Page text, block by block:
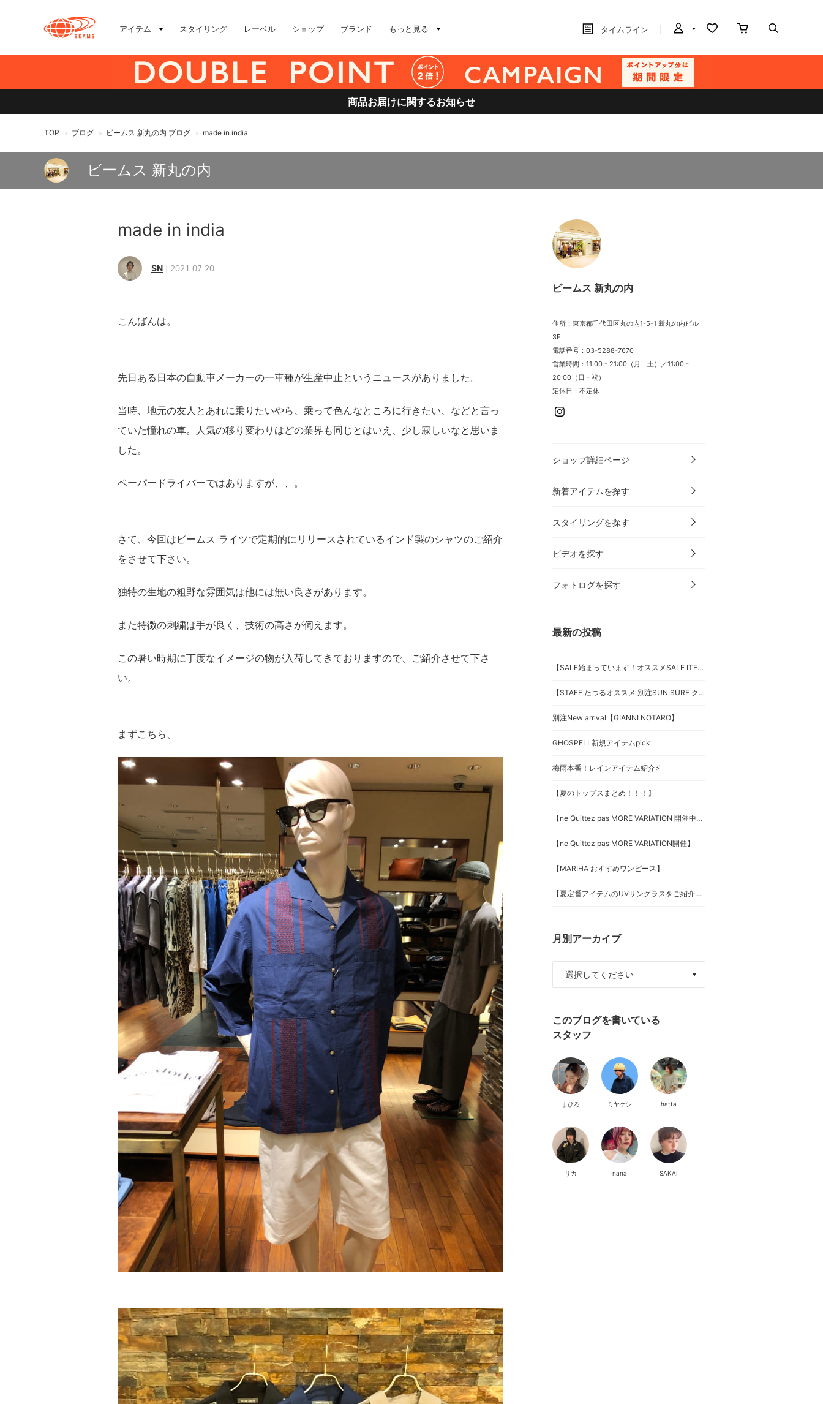
アイテム スタイリング レーベル ショップ ブランド もっと見る タイムライン
商品お届けに関するお知らせ
TOP > ブログ > ビームス 新丸の内 ブログ > made in india
ビームス 新丸の内
made in india
SN 2021.07.20
こんばんは。
先日ある日本の自動車メーカーの一車種が生産中止というニュースがありました。
当時、地元の友人とあれに乗りたいやら、乗って色んなところに行きたい、などと言っ
ていた憧れの車。人気の移り変わりはどの業界も同じとはいえ、少し寂しいなと思いま
した。
ペーパードライバーではありますが、、。
さて、今回は ビームス ライツで定期的にリリースされているインド製のシャツのご紹介
をさせて下さい。
独特の生地の粗野な雰囲気は他には無い良さがあります。
また特徴の刺繍は手が良く、技術の高さが伺えます。
この暑い時期に丁度なイメージの物が入荷してきておりますので、ご紹介させて下さ
い。
まずこちら、
ビームス 新丸の内
住所：東京都千代田区丸の内1-5-1 新丸の内ビル
3F
電話番号：03-5288-7670
営業時間：11:00 - 21:00（月 - 土）／11:00 -
20:00（日・祝）
定休日：不定休
ショップ詳細ページ
新着アイテムを探す
スタイリングを探す
ビデオを探す
フォトログを探す
最新の投稿
【SALE始まっています！オススメSALE ITEMでスタイリング組んでみましたっ♪】
【STAFF たつるオススメ 別注SUN SURF クレイジーアロハシャツ】
別注New arrival【GIANNI NOTARO】
GHOSPELL新規アイテムpick
梅雨本番！レインアイテム紹介⚡︎
【夏のトップスまとめ！！！】
【ne Quittez pas MORE VARIATION 開催中！】
【ne Quittez pas MORE VARIATION開催】
【MARIHA おすすめワンピース】
【夏定番アイテムのUVサングラスをご紹介します！】
月別アーカイブ
このブログを書いている
スタッフ
まひろ ミヤケシ hatta
リカ nana SAKAI